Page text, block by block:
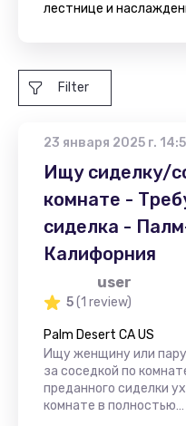
лестнице и
Filter
23 января 2025 г.
Ищу сиделку/
комнате -
сиделка -
Калифорния
user
5(1 review)
Palm Desert CA US
Ищу женщину или
за соседкой по
преданного сиделки
комнате в полностью…